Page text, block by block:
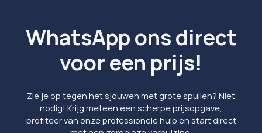
WhatsApp ons direct
voor een prijs!
Zie je op tegen het sjouwen met grote spullen? Niet
nodig! Krijg meteen een scherpe prijsopgave,
profiteer van onze professionele hulp en start direct